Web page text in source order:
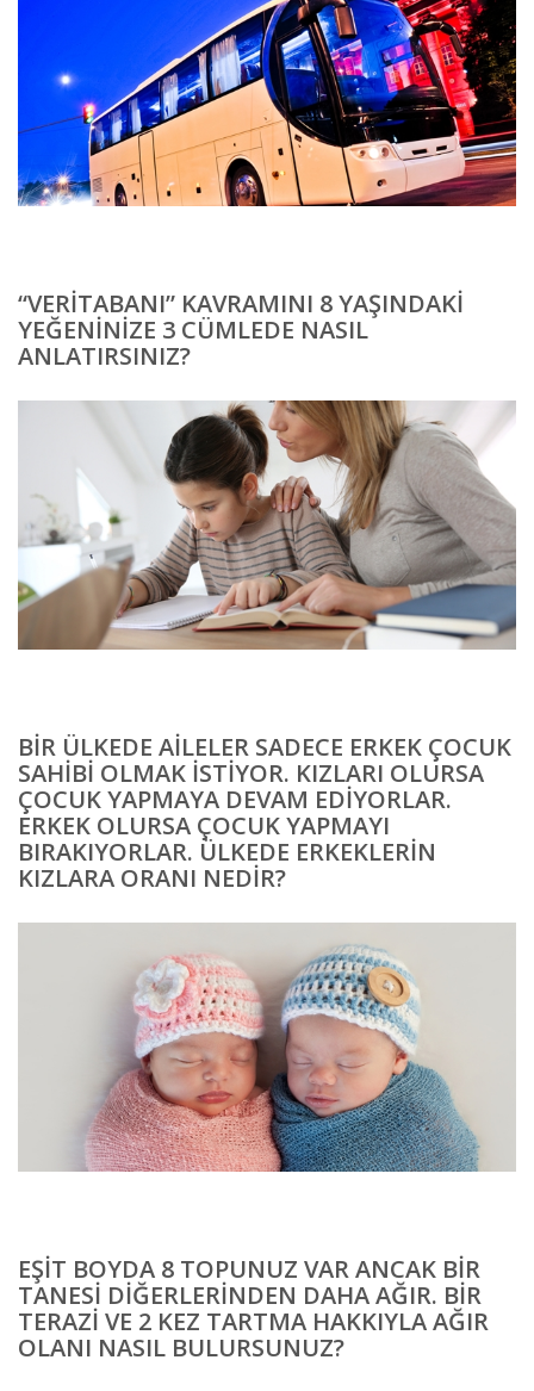
“VERITABANI” KAVRAMINI 8 YAŞINDAKI
YEĞENINIZE 3 CÜMLEDE NASIL
ANLATIRSINIZ?
BIR ÜLKEDE AILELER SADECE ERKEK ÇOCUK
SAHIBI OLMAK ISTIYOR. KIZLARI OLURSA
ÇOCUK YAPMAYA DEVAM EDIYORLAR.
ERKEK OLURSA ÇOCUK YAPMAYI
BIRAKIYORLAR. ÜLKEDE ERKEKLERIN
KIZLARA ORANI NEDIR?
EŞIT BOYDA 8 TOPUNUZ VAR ANCAK BIR
TANESI DIĞERLERINDEN DAHA AĞIR. BIR
TERAZI VE 2 KEZ TARTMA HAKKIYLA AĞIR
OLANI NASIL BULURSUNUZ?